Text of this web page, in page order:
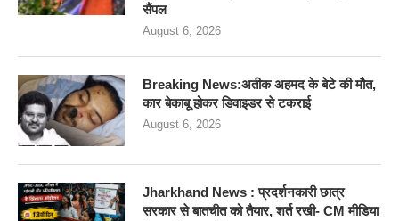
सैंपल
August 6, 2026
Breaking News:अतीक अहमद के बेटे की मौत,
कार बेकाबू होकर डिवाइडर से टकराई
August 6, 2026
Jharkhand News : प्रदर्शनकारी छात्र
सरकार से बातचीत को तैयार, शर्त रखी- CM मीडिया